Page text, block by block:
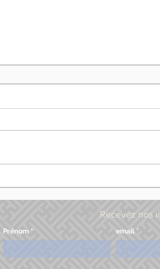
Recevez nos
Prénom email